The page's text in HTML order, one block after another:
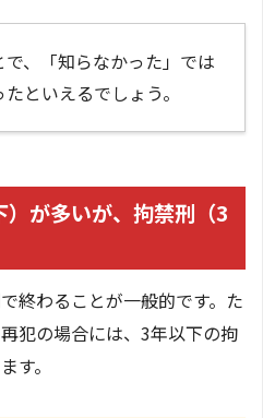
、「知らなかった」では
といえるでしょう。
が多いが、拘禁刑（3
で終わることが一般的です。た
犯の場合には、3年以下の拘
す。